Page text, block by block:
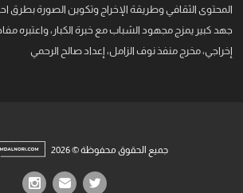
المحتوى الثقافي وطريقة الإخراج وتكوين الصورة بطرق
جهد كبير يمزج مجهود الشباب مع خبرة الكبار، واعتبره
إخراجي، مخرج منفذ نوف الزامل، إعداد صالح الرحمي
جميع الحقوق محفوظة © 2026